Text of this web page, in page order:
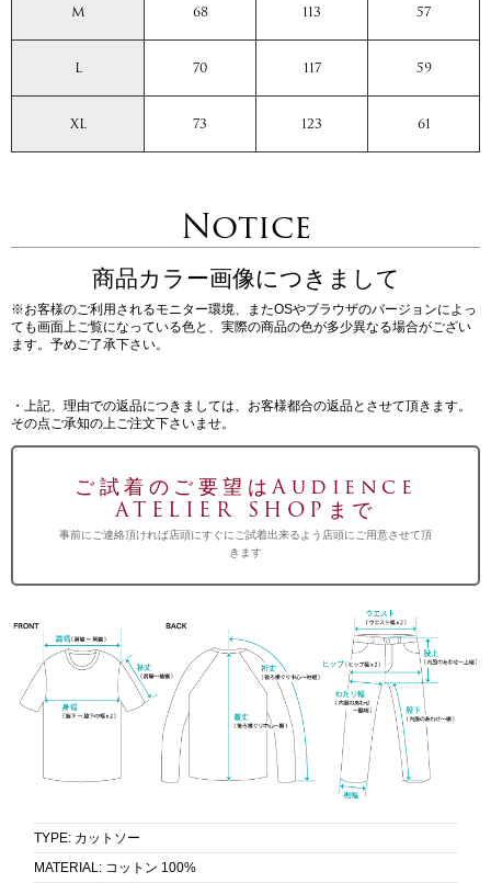
M 68 113 57
L 70 117 59
XL 73 123 61
Notice
商品カラー画像につきまして
※お客様のご利用されるモニター環境、またOSやブラウザのバージョンによっ
ても画面上ご覧になっている色と、実際の商品の色が多少異なる場合がござい
ます。予めご了承下さい。
・上記、理由での返品につきましては、お客様都合の返品とさせて頂きます。
その点ご承知の上ご注文下さいませ。
ご試着のご要望はAudience
ATELIER SHOPまで
事前にご連絡頂ければ店頭にすぐにご試着出来るよう店頭にご用意させて頂
きます
TYPE: カットソー
MATERIAL: コットン 100%